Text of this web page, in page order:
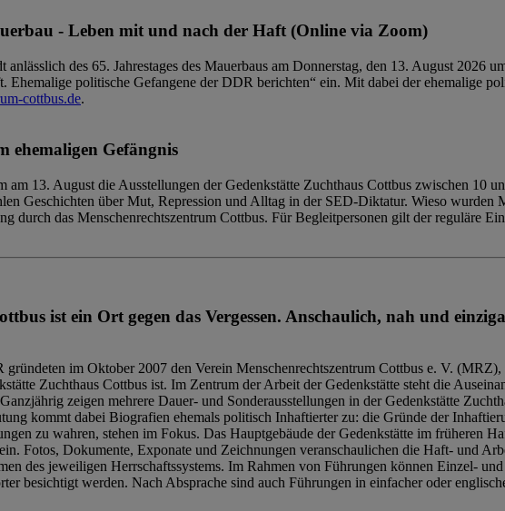
- Leben mit und nach der Haft (Online via Zoom)
anlässlich des 65. Jahrestages des Mauerbaus am Donnerstag, den 13. August
Ehemalige politische Gefangene der DDR berichten“ ein. Mit dabei der ehemalige
cottbus.de.
ehemaligen Gefängnis
am 13. August die Ausstellungen der Gedenkstätte Zuchthaus Cottbus zwischen 10
Geschichten über Mut, Repression und Alltag in der SED-Diktatur. Wieso wurden
durch das Menschenrechtszentrum Cottbus. Für Begleitpersonen gilt der reguläre
ist ein Ort gegen das Vergessen. Anschaulich, nah und
im Oktober 2007 den Verein Menschenrechtszentrum Cottbus e. V.
Zuchthaus Cottbus ist. Im Zentrum der Arbeit der Gedenkstätte steht die
zeigen mehrere Dauer- und Sonderausstellungen in der Gedenkstätte
kommt dabei Biografien ehemals politisch Inhaftierter zu: die Gründe der
zu wahren, stehen im Fokus. Das Hauptgebäude der Gedenkstätte im früheren
Fotos, Dokumente, Exponate und Zeichnungen veranschaulichen die Haft- und
des jeweiligen Herrschaftssystems. Im Rahmen von Führungen können Einzel-
besichtigt werden. Nach Absprache sind auch Führungen in einfacher oder